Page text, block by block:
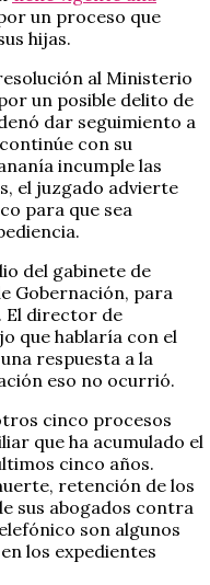
un proceso que
hijas.
al Ministerio
un posible delito de
dar seguimiento a
con su
incumple las
el juzgado advierte
para que sea
del gabinete de
Gobernación, para
El director de
que hablaría con el
respuesta a la
eso no ocurrió.
cinco procesos
que ha acumulado el
cinco años.
retención de los
sus abogados contra
son algunos
los expedientes